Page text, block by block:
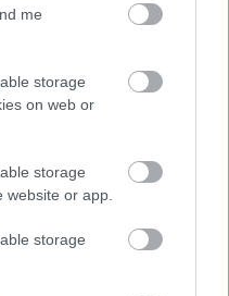
me
storage
on web or
storage
website or app.
storage
VÖLGYE